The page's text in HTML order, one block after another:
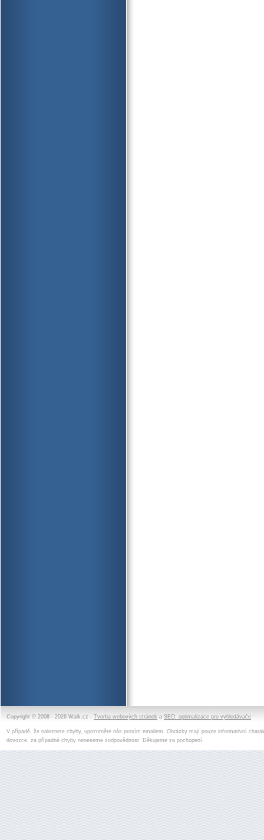
Copyright © 2008 - 2026 Walk.cz - Tvorba webových stránek a SEO: optimalizace pro vyhledávače
V případě, že naleznete chyby, upozorněte nás prosím emailem. Obrázky mají pouze informativní
dovozce, za případné chyby neneseme zodpovědnost. Děkujeme za pochopení.